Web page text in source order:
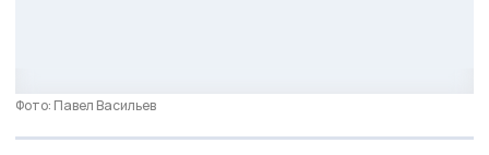
Фото: Павел Васильев